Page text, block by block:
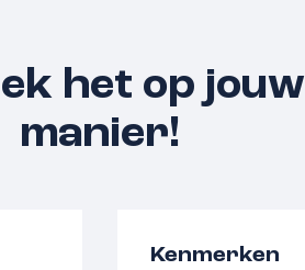
het op jouw
manier!
Kenmerken